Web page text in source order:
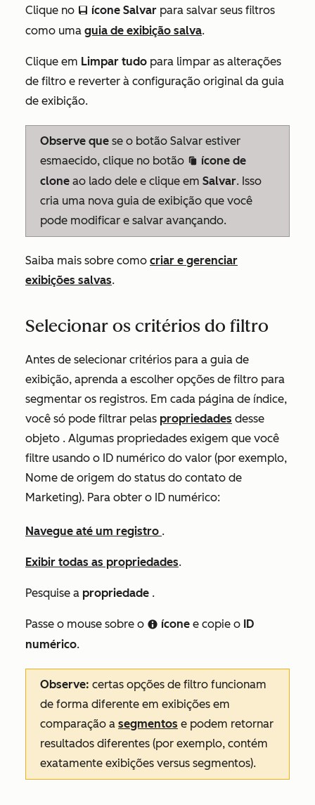
Clique no saveEditableView ícone Salvar para salvar seus filtros
como uma guia de exibição salva.
Clique em Limpar tudo para limpar as alterações
de filtro e reverter à configuração original da guia
de exibição.
Observe que se o botão Salvar estiver
esmaecido, clique no botão duplicate ícone de
clone ao lado dele e clique em Salvar. Isso
cria uma nova guia de exibição que você
pode modificar e salvar avançando.
Saiba mais sobre como criar e gerenciar
exibições salvas.
Selecionar os critérios do filtro
Antes de selecionar critérios para a guia de
exibição, aprenda a escolher opções de filtro para
segmentar os registros. Em cada página de índice,
você só pode filtrar pelas propriedades desse
objeto . Algumas propriedades exigem que você
filtre usando o ID numérico do valor (por exemplo,
Nome de origem do status do contato de
Marketing). Para obter o ID numérico:
Navegue até um registro .
Exibir todas as propriedades.
Pesquise a propriedade .
Passe o mouse sobre o infoCircleIcon ícone e copie o ID
numérico.
Observe: certas opções de filtro funcionam
de forma diferente em exibições em
comparação a segmentos e podem retornar
resultados diferentes (por exemplo, contém
exatamente exibições versus segmentos).